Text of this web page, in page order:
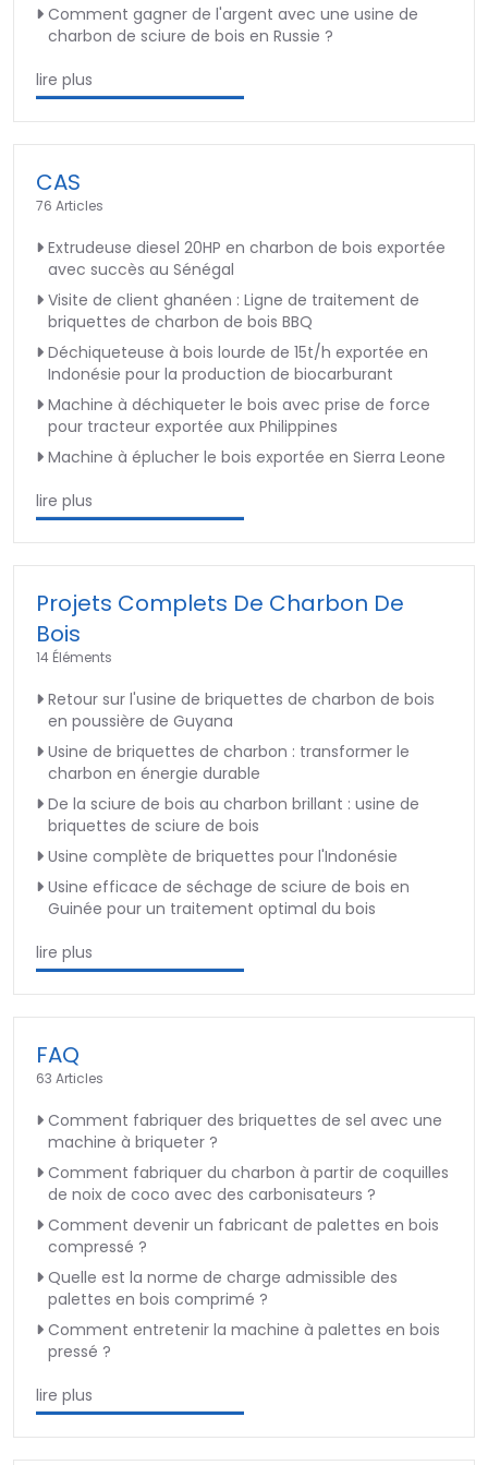
Comment gagner de l'argent avec une usine de
charbon de sciure de bois en Russie ?
lire plus
CAS
76 Articles
Extrudeuse diesel 20HP en charbon de bois exportée
avec succès au Sénégal
Visite de client ghanéen : Ligne de traitement de
briquettes de charbon de bois BBQ
Déchiqueteuse à bois lourde de 15t/h exportée en
Indonésie pour la production de biocarburant
Machine à déchiqueter le bois avec prise de force
pour tracteur exportée aux Philippines
Machine à éplucher le bois exportée en Sierra Leone
lire plus
Projets Complets De Charbon De
Bois
14 Éléments
Retour sur l'usine de briquettes de charbon de bois
en poussière de Guyana
Usine de briquettes de charbon : transformer le
charbon en énergie durable
De la sciure de bois au charbon brillant : usine de
briquettes de sciure de bois
Usine complète de briquettes pour l'Indonésie
Usine efficace de séchage de sciure de bois en
Guinée pour un traitement optimal du bois
lire plus
FAQ
63 Articles
Comment fabriquer des briquettes de sel avec une
machine à briqueter ?
Comment fabriquer du charbon à partir de coquilles
de noix de coco avec des carbonisateurs ?
Comment devenir un fabricant de palettes en bois
compressé ?
Quelle est la norme de charge admissible des
palettes en bois comprimé ?
Comment entretenir la machine à palettes en bois
pressé ?
lire plus